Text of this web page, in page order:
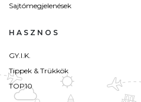
Sajtómegjelenések
HASZNOS
GY.I.K.
Tippek & Trükkök
TOP10